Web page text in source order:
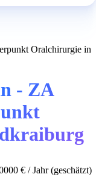
Oralchirurgie in
- ZA
€ / Jahr (geschätzt)